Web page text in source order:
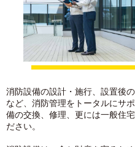
消防設備の設計・施行、設置後
など、消防管理をトータルにサ
備の交換、修理、更には一般住
ださい。